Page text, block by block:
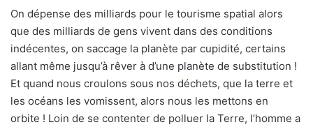
On dépense des milliards pour le tourisme spatial alors
que des milliards de gens vivent dans des conditions
indécentes, on saccage la planète par cupidité, certains
allant même jusqu’à rêver à d’une planète de substitution !
Et quand nous croulons sous nos déchets, que la terre et
les océans les vomissent, alors nous les mettons en
orbite ! Loin de se contenter de polluer la Terre, l’homme a